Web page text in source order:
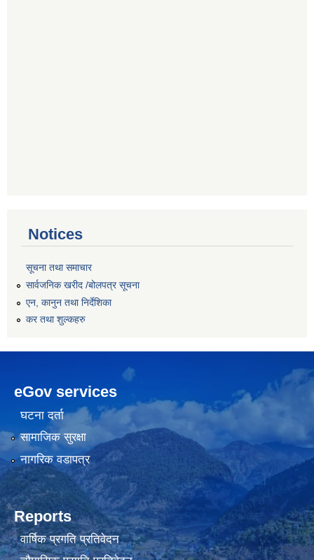
Notices
सूचना तथा समाचार
सार्वजनिक खरीद /बोलपत्र सूचना
एन, कानुन तथा निर्देशिका
कर तथा शुल्कहरु
eGov services
घटना दर्ता
सामाजिक सुरक्षा
नागरिक वडापत्र
Reports
वार्षिक प्रगति प्रतिवेदन